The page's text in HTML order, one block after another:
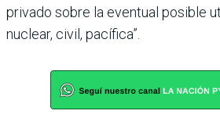
privado sobre la eventual posible
nuclear, civil, pacífica”.